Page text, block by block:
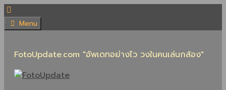
Skip
to
Menu
FotoUpdate.com "อัพเดทอย่างไว วงในคนเล่นกล้อง"